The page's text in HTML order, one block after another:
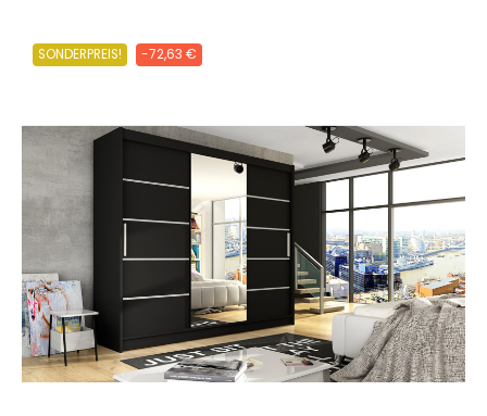
SONDERPREIS! -72,63 €